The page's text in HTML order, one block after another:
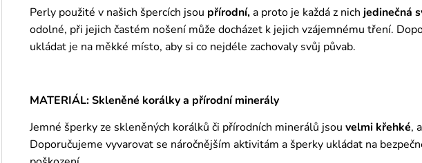
Perly použité v našich špercích jsou přírodní,a proto je každá z nich jedinečná
odolné, při jejich častém nošení může docházet k jejich vzájemnému tření.
ukládat je na měkké místo, aby si co nejdéle zachovaly svůj půvab.
MATERIÁL: Skleněné korálky a přírodní minerály
Jemné šperky ze skleněných korálků či přírodních minerálů jsou velmi křehké,
Doporučujeme vyvarovat se náročnějším aktivitám a šperky ukládat na